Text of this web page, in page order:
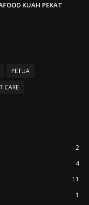
KUAH PEKAT
PETUA
CARE
2
4
11
1